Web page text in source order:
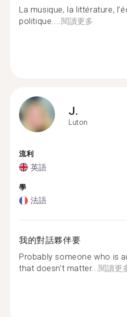
La musique, la littérature,
politique....閱讀更多
J.
Luton
流利
英語
學
法語
我的對話夥伴要
Probably someone who is
that doesn’t matter...閱讀更